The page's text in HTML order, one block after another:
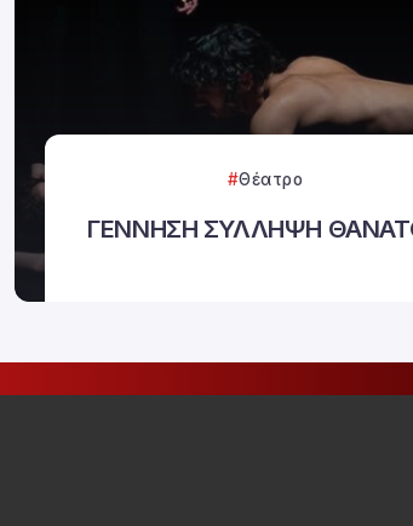
Θέατρο
ΓΕΝΝΗΣΗ ΣΥΛΛΗΨΗ